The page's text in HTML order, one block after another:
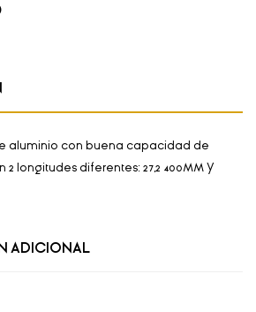
Google+
aluminio con buena capacidad de
longitudes diferentes: 27,2 400MM Y
ADICIONAL